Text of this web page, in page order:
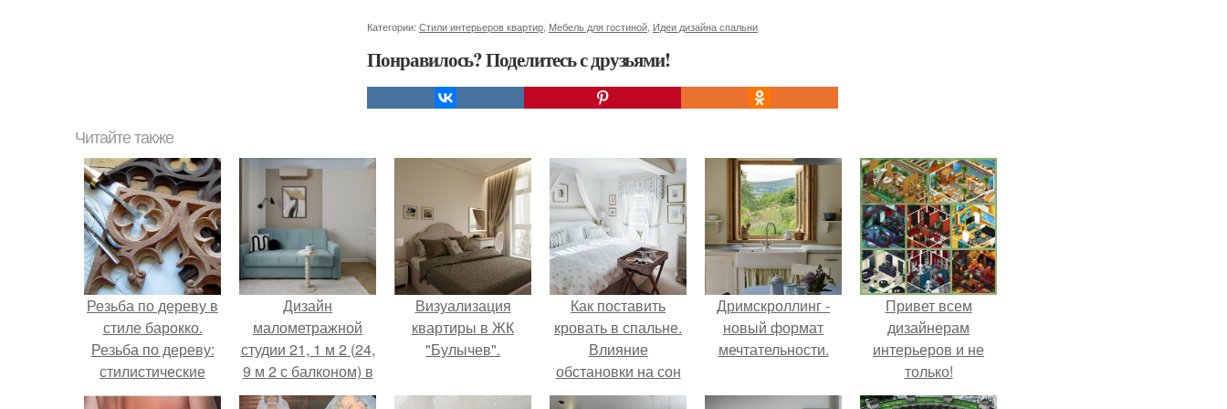
Категории: Стили интерьеров квартир Мебель для гостиной Идеи дизайна спальни
Понравилось? Поделитесь с друзьями!
Читайте также
Резьба по дереву в
стиле барокко.
Резьба по дереву:
стилистические
направления и
Дизайн
малометражной
студии 21, 1 м 2 (24,
9 м 2 с балконом) в
Краснодаре.
Визуализация
квартиры в ЖК
"Булычев".
Как поставить
кровать в спальне.
Влияние
обстановки на сон
Дримскроллинг -
новый формат
мечтательности.
Привет всем
дизайнерам
интерьеров и не
только!